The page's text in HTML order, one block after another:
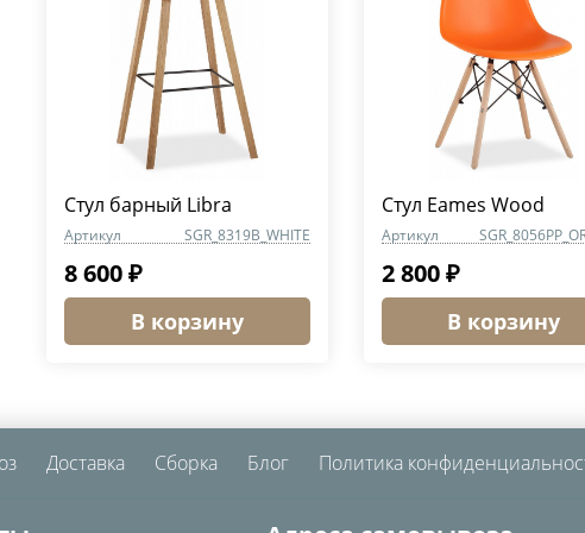
Стул барный Libra
Артикул SGR_8319B_WHITE
8 600 ₽
В корзину
Стул Eames Wood
Артикул
2 800 ₽
В корзину
Доставка Сборка Блог Политика